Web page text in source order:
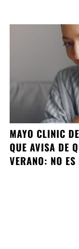
MAYO CLINIC
QUE AVISA DE
VERANO: NO